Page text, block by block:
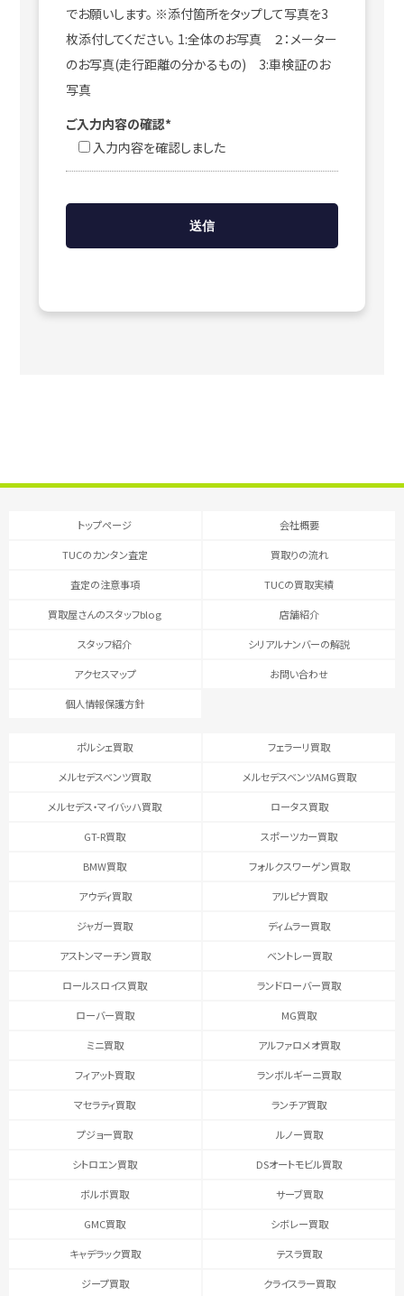
でお願いします。 ※添付箇所をタップして写真を3
枚添付してください。 1:全体のお写真 ２：メーター
のお写真(走行距離の分かるもの) 3:車検証のお
写真
ご入力内容の確認*
入力内容を確認しました
トップページ 会社概要
TUCのカンタン査定 買取りの流れ
査定の注意事項 TUCの買取実績
買取屋さんのスタッフblog 店舗紹介
スタッフ紹介 シリアルナンバーの解説
アクセスマップ お問い合わせ
個人情報保護方針
ポルシェ買取 フェラーリ買取
メルセデスベンツ買取 メルセデスベンツAMG買取
メルセデス・マイバッハ買取 ロータス買取
GT-R買取 スポーツカー買取
BMW買取 フォルクスワーゲン買取
アウディ買取 アルピナ買取
ジャガー買取 ディムラー買取
アストンマーチン買取 ベントレー買取
ロールスロイス買取 ランドローバー買取
ローバー買取 MG買取
ミニ買取 アルファロメオ買取
フィアット買取 ランボルギーニ買取
マセラティ買取 ランチア買取
プジョー買取 ルノー買取
シトロエン買取 DSオートモビル買取
ボルボ買取 サーブ買取
GMC買取 シボレー買取
キャデラック買取 テスラ買取
ジープ買取 クライスラー買取